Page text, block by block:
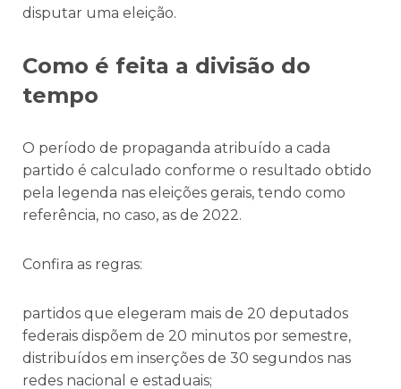
disputar uma eleição.
Como é feita a divisão do
tempo
O período de propaganda atribuído a cada
partido é calculado conforme o resultado obtido
pela legenda nas eleições gerais, tendo como
referência, no caso, as de 2022.
Confira as regras:
partidos que elegeram mais de 20 deputados
federais dispõem de 20 minutos por semestre,
distribuídos em inserções de 30 segundos nas
redes nacional e estaduais;